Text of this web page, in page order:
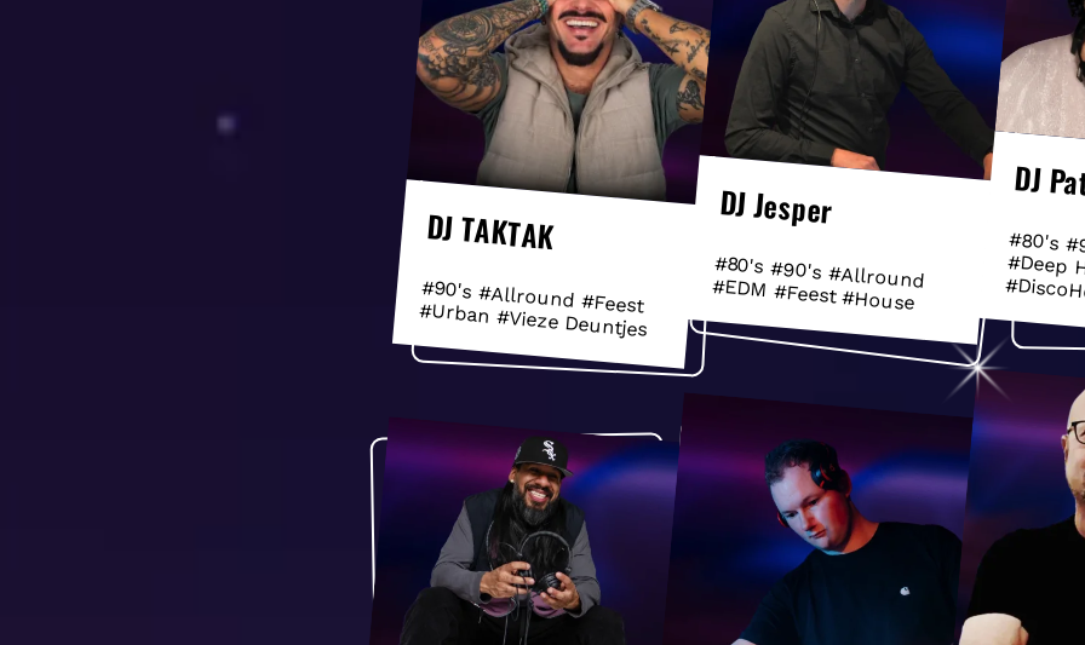
DJ TAKTAK
#90's #Allround #Feest
#Urban #Vieze Deuntjes
DJ Jesper
#80's #90's #Allround
#EDM #Feest #House
DJ
#80's
#Deep